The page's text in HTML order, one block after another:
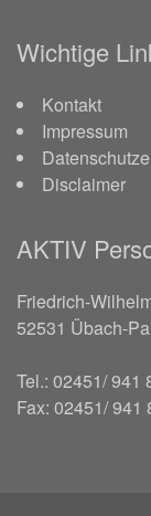
Wichtige
Kontakt
Impressum
Disclaimer
AKTIV
Friedrich-
52531 Übach-
Tel.: 02451/ 941
Fax: 02451/ 941